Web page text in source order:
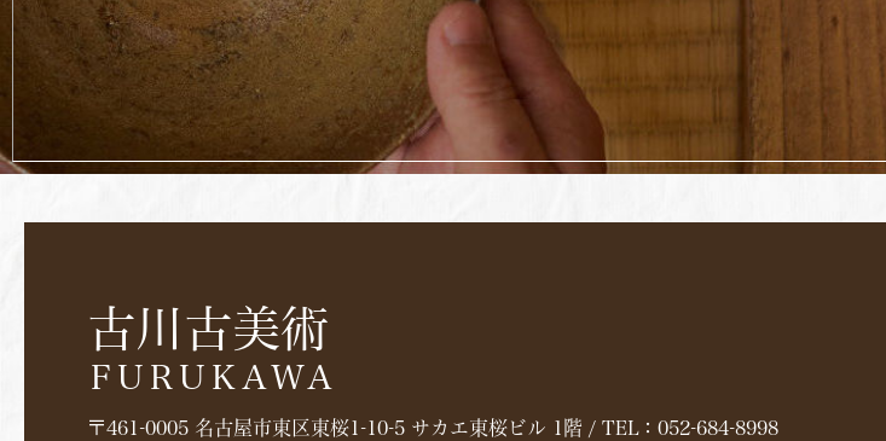
古川古美術
FURUKAWA
〒461-0005 名古屋市東区東桜1-10-5 サカエ東桜ビル 1階 / TEL： 052-684-8998